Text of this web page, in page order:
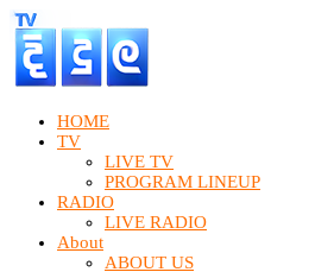
HOME
TV
LIVE TV
PROGRAM LINEUP
RADIO
LIVE RADIO
About
ABOUT US